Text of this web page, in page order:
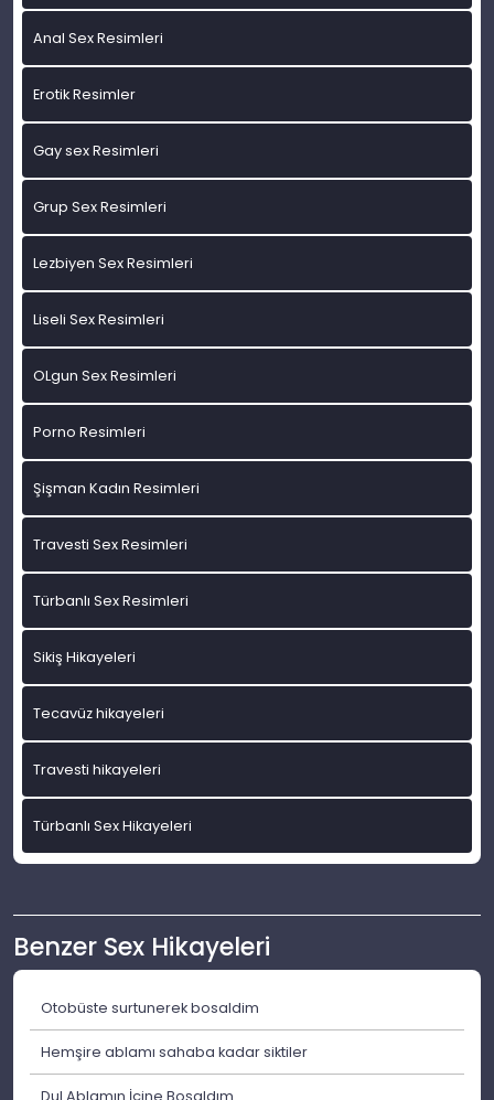
Anal Sex Resimleri
Erotik Resimler
Gay sex Resimleri
Grup Sex Resimleri
Lezbiyen Sex Resimleri
Liseli Sex Resimleri
OLgun Sex Resimleri
Porno Resimleri
Şişman Kadın Resimleri
Travesti Sex Resimleri
Türbanlı Sex Resimleri
Sikiş Hikayeleri
Tecavüz hikayeleri
Travesti hikayeleri
Türbanlı Sex Hikayeleri
Benzer Sex Hikayeleri
Otobüste surtunerek bosaldim
Hemşire ablamı sahaba kadar siktiler